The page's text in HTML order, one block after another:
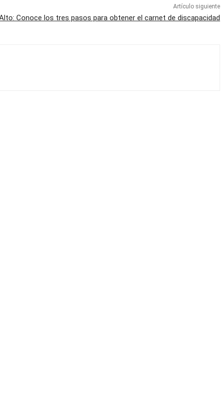
Artículo siguiente
Conoce los tres pasos para obtener el carnet de discapacidad